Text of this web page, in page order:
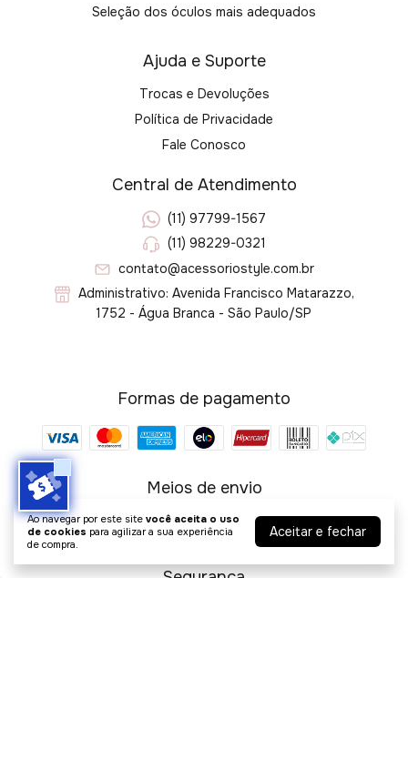
Ao navegar por este site você aceita o uso
de cookies para agilizar a sua experiência
de compra.
Aceitar e fechar
Seleção dos óculos mais adequados
Ajuda e Suporte
Trocas e Devoluções
Política de Privacidade
Fale Conosco
Central de Atendimento
(11) 97799-1567
(11) 98229-0321
contato@acessoriostyle.com.br
Administrativo: Avenida Francisco Matarazzo,
1752 - Água Branca - São Paulo/SP
Formas de pagamento
Meios de envio
Segurança